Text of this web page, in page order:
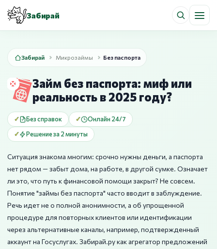
Забирай
Забирай Микрозаймы Без паспорта
Займ без паспорта: миф или
реальность в 2025 году?
Без справок
Онлайн 24/7
Решение за 2 минуты
Ситуация знакома многим: срочно нужны деньги, а паспорта
нет рядом — забыт дома, на работе, в другой сумке. Означает
ли это, что путь к финансовой помощи закрыт? Не совсем.
Понятие "займы без паспорта" часто вводит в заблуждение.
Речь идет не о полной анонимности, а об упрощенной
процедуре для повторных клиентов или идентификации
через альтернативные каналы, например, подтвержденный
аккаунт на Госуслугах. Забирай.ру как агрегатор предложений